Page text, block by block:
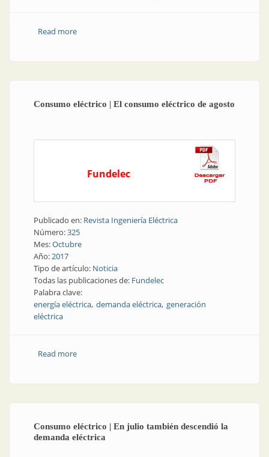
Read moreabout Consumo eléctrico | Consumo en aumento,
Consumo eléctrico | El consumo eléctrico de agosto
Fundelec
Publicado en: Revista Ingeniería Eléctrica
Número:325
Mes:Octubre
Año:2017
Tipo de artículo: Noticia
Todas las publicaciones de: Fundelec
Palabra clave:
energía eléctrica demanda eléctrica generación
eléctrica
Read moreabout Consumo eléctrico | El consumo eléctrico de
Consumo eléctrico | En julio también descendió la
demanda eléctrica